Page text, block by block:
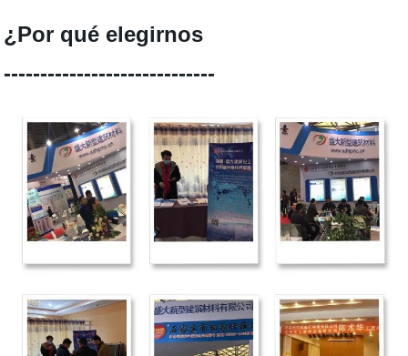
¿Por qué elegirnos
-----------------------------